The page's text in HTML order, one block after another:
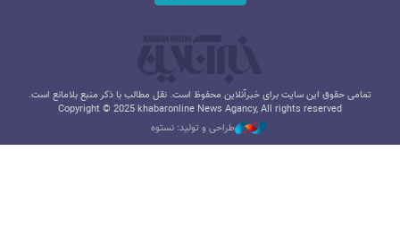
تمامی حقوق این سایت برای خبرآنلاین محفوظ است. نقل مطالب با ذکر منبع بلامانع است.
Copyright © 2025 khabaronline News Agancy, All rights reserved
طراحی و تولید: نستوه